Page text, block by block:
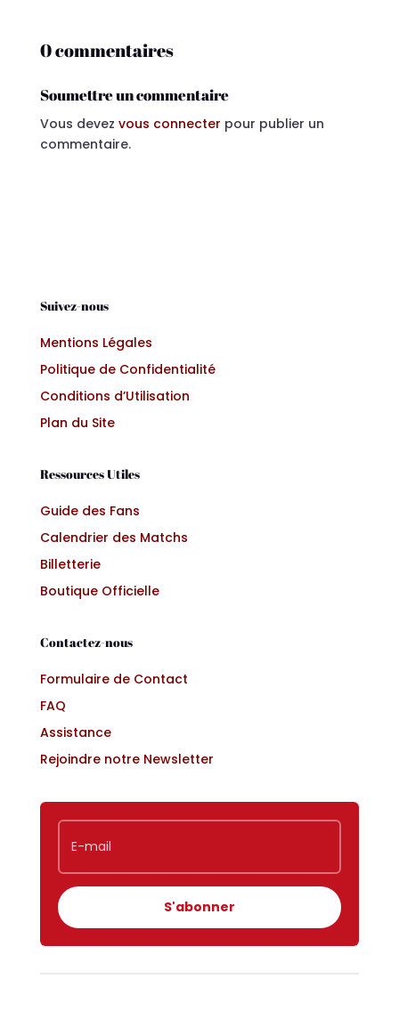
0 commentaires
Soumettre un commentaire
Vous devez vous connecter pour publier un
commentaire.
Suivez-nous
Mentions Légales
Politique de Confidentialité
Conditions d’Utilisation
Plan du Site
Ressources Utiles
Guide des Fans
Calendrier des Matchs
Billetterie
Boutique Officielle
Contactez-nous
Formulaire de Contact
FAQ
Assistance
Rejoindre notre Newsletter
S'abonner